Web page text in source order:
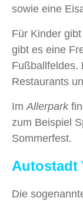
sowie eine
Für Kinder
gibt es eine
Fußballfeldes.
Restaurants
ImAllerpark
zum Beispiel
Sommerfest.
Autostadt
Die